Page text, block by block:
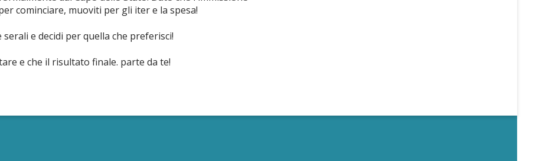
cominciare, muoviti per gli iter e la spesa!
e decidi per quella che preferisci!
e che il risultato finale. parte da te!